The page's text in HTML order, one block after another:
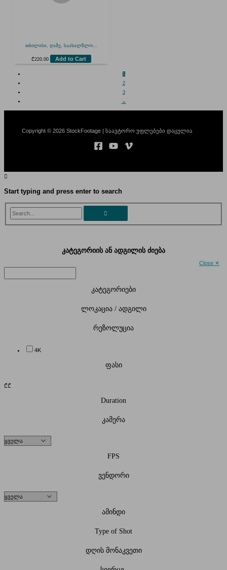
თბილისი, ღამე, საახალწლო...
₾220.00 Add to Cart
1
2
3
→
Copyright © 2026 StockFootage | საავტორო უფლებები დაცულია
Start typing and press enter to search
Search...
Close ✕
კატეგორიის ან ადგილის ძიება
კატეგორიები
ლოკაცია / ადგილი
რეზოლუცია
4K
ფასი
₾₾
Duration
კამერა
FPS
ვენდორი
ამინდი
Type of Shot
დღის მონაკვეთი